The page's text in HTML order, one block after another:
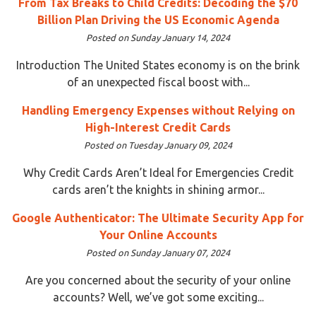
From Tax Breaks to Child Credits: Decoding the $70
Billion Plan Driving the US Economic Agenda
Posted on Sunday January 14, 2024
Introduction The United States economy is on the brink
of an unexpected fiscal boost with...
Handling Emergency Expenses without Relying on
High-Interest Credit Cards
Posted on Tuesday January 09, 2024
Why Credit Cards Aren’t Ideal for Emergencies Credit
cards aren’t the knights in shining armor...
Google Authenticator: The Ultimate Security App for
Your Online Accounts
Posted on Sunday January 07, 2024
Are you concerned about the security of your online
accounts? Well, we’ve got some exciting...